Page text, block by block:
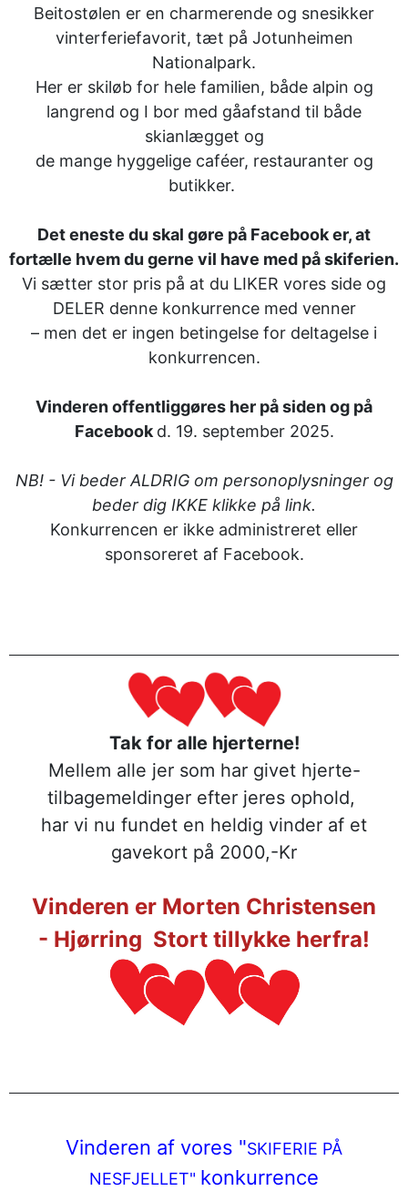
Beitostølen er en charmerende og snesikker
vinterferiefavorit, tæt på Jotunheimen
Nationalpark.
Her er skiløb for hele familien, både alpin og
langrend og I bor med gåafstand til både
skianlægget og
de mange hyggelige caféer, restauranter og
butikker.
Det eneste du skal gøre på Facebook er, at
fortælle hvem du gerne vil have med på skiferien.
Vi sætter stor pris på at du LIKER vores side og
DELER denne konkurrence med venner
– men det er ingen betingelse for deltagelse i
konkurrencen.
Vinderen offentliggøres her på siden og på
Facebookd. 19. september 2025.
NB! - Vi beder ALDRIG om personoplysninger og
beder dig IKKE klikke på link.
Konkurrencen er ikke administreret eller
sponsoreret af Facebook.
Tak for alle hjerterne!
Mellem alle jer som har givet hjerte-
tilbagemeldinger efter jeres ophold,
har vi nu fundet en heldig vinder af et
gavekort på 2000,-Kr
Vinderen er Morten Christensen
- Hjørring Stort tillykke herfra!
Vinderen af vores "SKIFERIE PÅ
NESFJELLET" konkurrence